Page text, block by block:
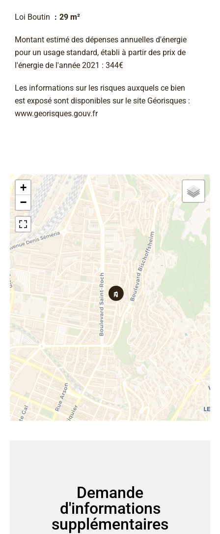
Loi Boutin 29 m²
Montant estimé des dépenses annuelles d'énergie
pour un usage standard, établi à partir des prix de
l'énergie de l'année 2021 : 344€
Les informations sur les risques auxquels ce bien
est exposé sont disponibles sur le site Géorisques :
www.georisques.gouv.fr
+
−
Demande
d'informations
supplémentaires